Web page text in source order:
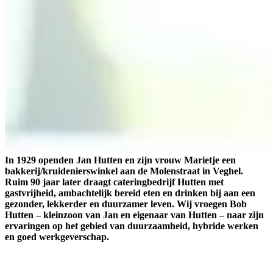
In 1929 openden Jan Hutten en zijn vrouw Marietje een
bakkerij/kruidenierswinkel aan de Molenstraat in Veghel.
Ruim 90 jaar later draagt cateringbedrijf Hutten met
gastvrijheid, ambachtelijk bereid eten en drinken bij aan een
gezonder, lekkerder en duurzamer leven. Wij vroegen Bob
Hutten – kleinzoon van Jan en eigenaar van Hutten – naar zijn
ervaringen op het gebied van duurzaamheid, hybride werken
en goed werkgeverschap.